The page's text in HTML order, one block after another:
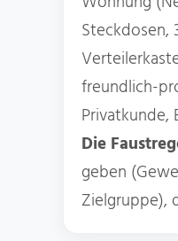
Steckdosen,
freundlich-
Privatkunde,
Die
geben
Zielgruppe),